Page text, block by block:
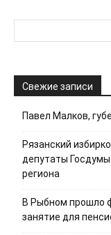
Свежие записи
Павел Малков,
Рязанский
депутаты
региона
В Рыбном прошло
занятие для